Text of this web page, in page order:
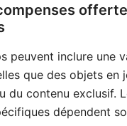
peuvent inclure une
que des objets en
du contenu exclusif.
dépendent